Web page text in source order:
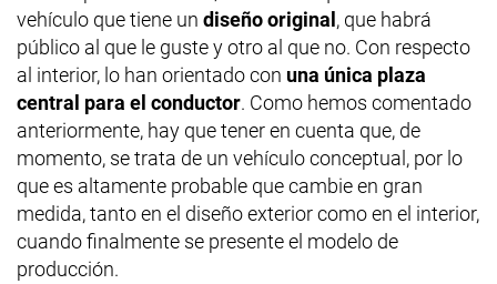
vehículo que tiene un diseño original, que habrá
público al que le guste y otro al que no. Con respecto
al interior, lo han orientado con una única plaza
central para el conductor. Como hemos comentado
anteriormente, hay que tener en cuenta que, de
momento, se trata de un vehículo conceptual, por lo
que es altamente probable que cambie en gran
medida, tanto en el diseño exterior como en el interior,
cuando finalmente se presente el modelo de
producción.